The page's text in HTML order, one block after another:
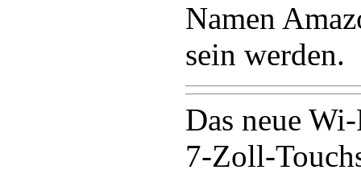
Namen
sein werden.
Das neue
7-Zoll-